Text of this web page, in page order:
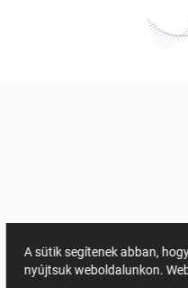
A sütik segítenek abban,
nyújtsuk weboldalunkon.